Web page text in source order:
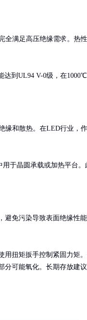
全满足高压绝缘需求。热
达到UL94 V-0级，在
缘和散热。在LED行业，
于晶圆承载或加热平台
避免污染导致表面绝缘性
用扭矩扳手控制紧固力矩
可能氧化。长期存放建议